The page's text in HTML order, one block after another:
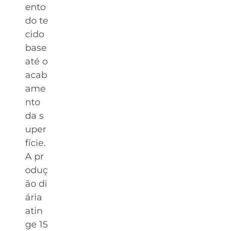
ento
do te
cido
base
até o
acab
ame
nto
da s
uper
fície.
A pr
oduç
ão di
ária
atin
ge 15